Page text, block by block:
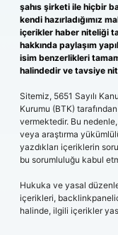
şahıs şirketi ile hiçbir
kendi hazırladığımız
içerikler haber niteliği
hakkında paylaşım
isim benzerlikleri
halindedir ve tavsiye
Sitemiz, 5651 Sayılı
Kurumu (BTK)
vermektedir. Bu
veya araştırma
yazdıkları içeriklerin
bu sorumluluğu kabul
Hukuka ve yasal
içerikleri,
halinde, ilgili içerikler